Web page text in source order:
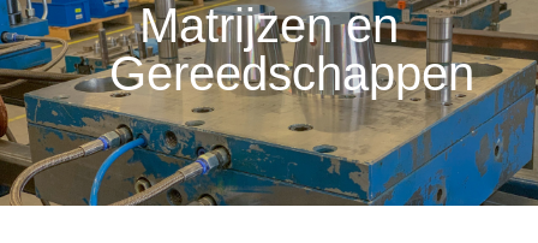
Matrijzen en
Gereedschappen